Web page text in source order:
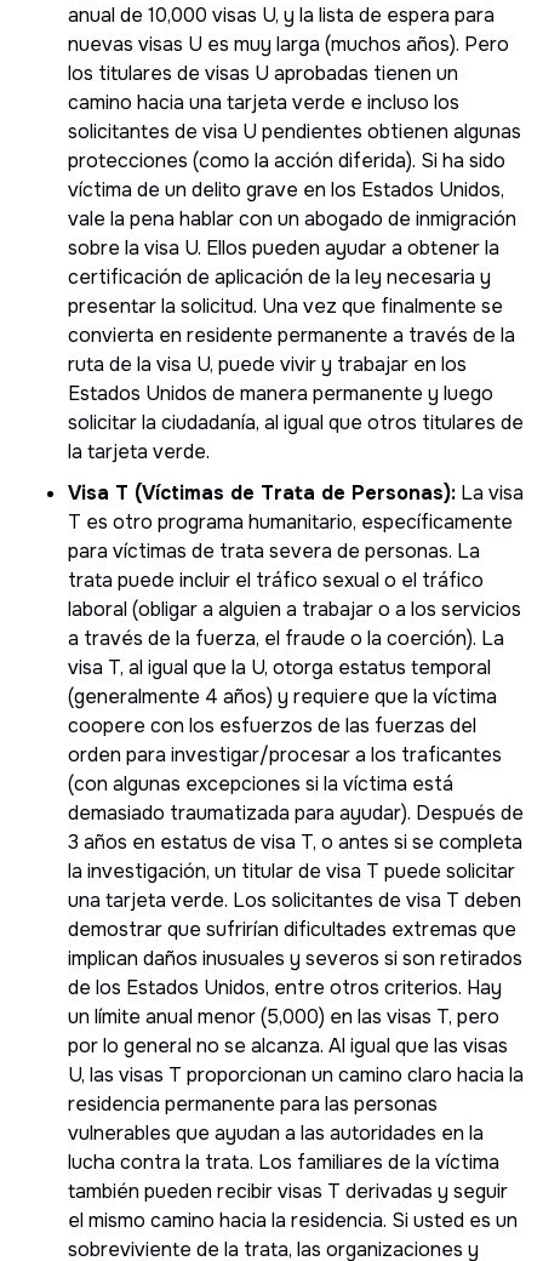
anual de 10,000 visas U, y la lista de espera para
nuevas visas U es muy larga (muchos años). Pero
los titulares de visas U aprobadas tienen un
camino hacia una tarjeta verde e incluso los
solicitantes de visa U pendientes obtienen algunas
protecciones (como la acción diferida). Si ha sido
víctima de un delito grave en los Estados Unidos,
vale la pena hablar con un abogado de inmigración
sobre la visa U. Ellos pueden ayudar a obtener la
certificación de aplicación de la ley necesaria y
presentar la solicitud. Una vez que finalmente se
convierta en residente permanente a través de la
ruta de la visa U, puede vivir y trabajar en los
Estados Unidos de manera permanente y luego
solicitar la ciudadanía, al igual que otros titulares de
la tarjeta verde.
Visa T (Víctimas de Trata de Personas): La visa
T es otro programa humanitario, específicamente
para víctimas de trata severa de personas. La
trata puede incluir el tráfico sexual o el tráfico
laboral (obligar a alguien a trabajar o a los servicios
a través de la fuerza, el fraude o la coerción). La
visa T, al igual que la U, otorga estatus temporal
(generalmente 4 años) y requiere que la víctima
coopere con los esfuerzos de las fuerzas del
orden para investigar/procesar a los traficantes
(con algunas excepciones si la víctima está
demasiado traumatizada para ayudar). Después de
3 años en estatus de visa T, o antes si se completa
la investigación, un titular de visa T puede solicitar
una tarjeta verde. Los solicitantes de visa T deben
demostrar que sufrirían dificultades extremas que
implican daños inusuales y severos si son retirados
de los Estados Unidos, entre otros criterios. Hay
un límite anual menor (5,000) en las visas T, pero
por lo general no se alcanza. Al igual que las visas
U, las visas T proporcionan un camino claro hacia la
residencia permanente para las personas
vulnerables que ayudan a las autoridades en la
lucha contra la trata. Los familiares de la víctima
también pueden recibir visas T derivadas y seguir
el mismo camino hacia la residencia. Si usted es un
sobreviviente de la trata, las organizaciones y